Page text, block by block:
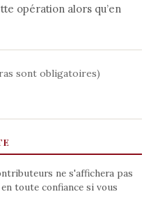
opération alors qu’en
sont obligatoires)
ne s'affichera pas
toute confiance si vous